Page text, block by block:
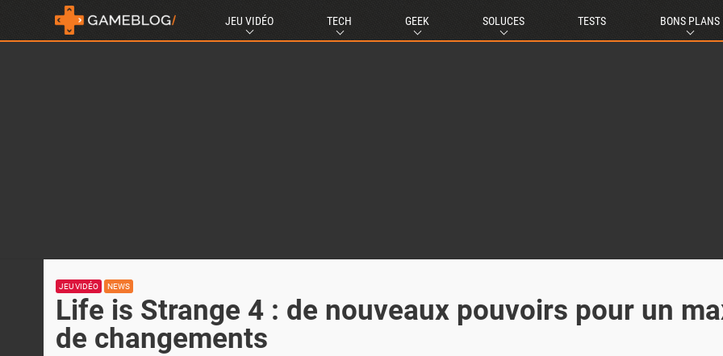
JEU VIDÉO TECH GEEK SOLUCES TESTS BONS PLANS
JEU VIDÉO NEWS
Life is Strange 4 : de nouveaux pouvoirs pour un
de changements